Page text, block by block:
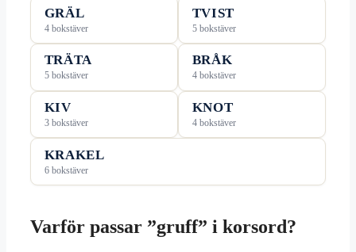
GRÄL
4 bokstäver
TVIST
5 bokstäver
TRÄTA
5 bokstäver
BRÅK
4 bokstäver
KIV
3 bokstäver
KNOT
4 bokstäver
KRAKEL
6 bokstäver
Varför passar ”gruff” i korsord?